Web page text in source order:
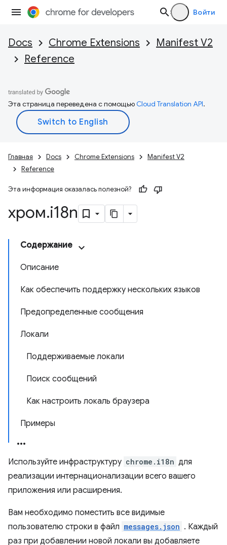
Войти
Docs Chrome Extensions
Manifest V2
Reference
Эта страница переведена с помощьюCloud Translation API.
Главная Docs Chrome Extensions
Manifest V2
Reference
Эта информация оказалась полезной?
хром.i18n
Содержание
Описание
Как обеспечить поддержку нескольких языков
Предопределенные сообщения
Локали
Поддерживаемые локали
Поиск сообщений
Как настроить локаль браузера
Примеры
Используйте инфраструктуру chrome.i18n для
реализации интернационализации всего вашего
приложения или расширения.
Вам необходимо поместить все видимые
пользователю строки в файл messages.json . Каждый
раз при добавлении новой локали вы добавляете